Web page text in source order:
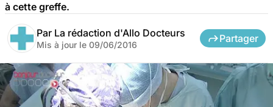
à cette greffe.
Par La rédaction d'Allo Docteurs
Mis à jour le 09/06/2016
Partager